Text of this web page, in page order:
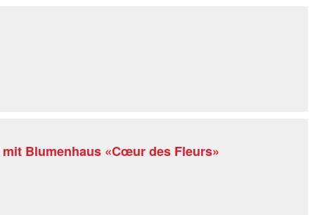
Blumenhaus «Cœur des Fleurs»